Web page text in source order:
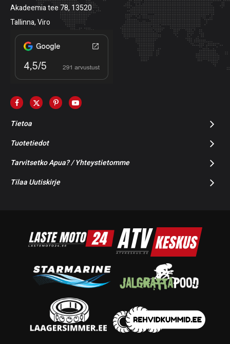
Akadeemia tee 78, 13520
Tallinna, Viro
Tietoa
Tuotetiedot
Tarvitsetko Apua? / Yhteystietomme
Tilaa Uutiskirje